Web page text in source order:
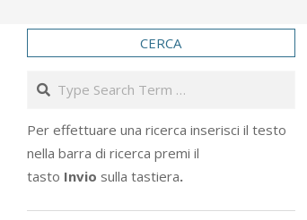
CERCA
Search
Per effettuare una ricerca inserisci il testo
nella barra di ricerca premi il
tasto Invio sulla tastiera.